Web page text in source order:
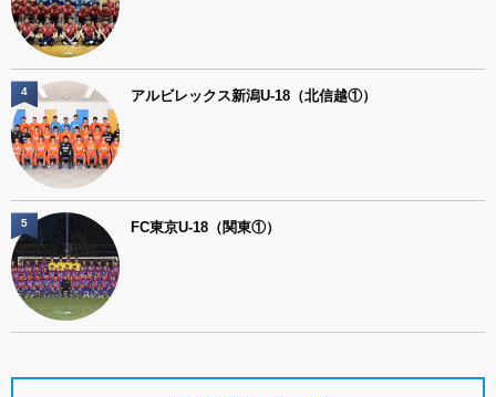
アルビレックス新潟U-18（北信越①）
4
FC東京U-18（関東①）
5